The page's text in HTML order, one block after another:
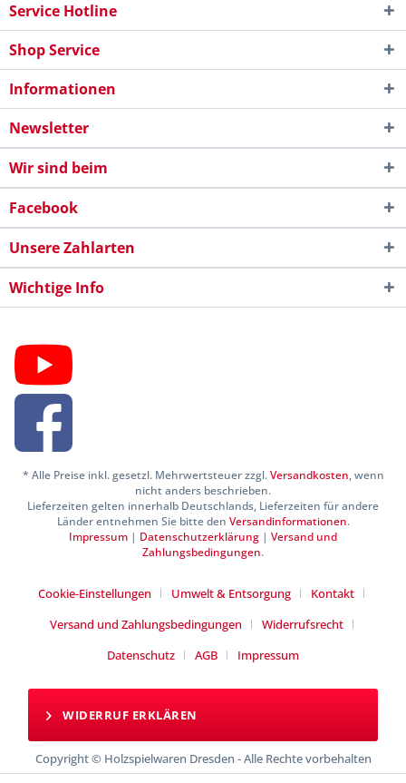
Service Hotline
Shop Service
Informationen
Newsletter
Wir sind beim
Facebook
Unsere Zahlarten
Wichtige Info
* Alle Preise inkl. gesetzl. Mehrwertsteuer zzgl.Versandkosten, wenn
nicht anders beschrieben.
Lieferzeiten gelten innerhalb Deutschlands, Lieferzeiten für andere
Länder entnehmen Sie bitte den Versandinformationen.
Impressum | Datenschutzerklärung | Versand und
Zahlungsbedingungen.
Cookie-Einstellungen Umwelt & Entsorgung
Kontakt
Versand und Zahlungsbedingungen
Widerrufsrecht
Datenschutz
AGB Impressum
WIDERRUF ERKLÄREN
Copyright © Holzspielwaren Dresden - Alle Rechte vorbehalten